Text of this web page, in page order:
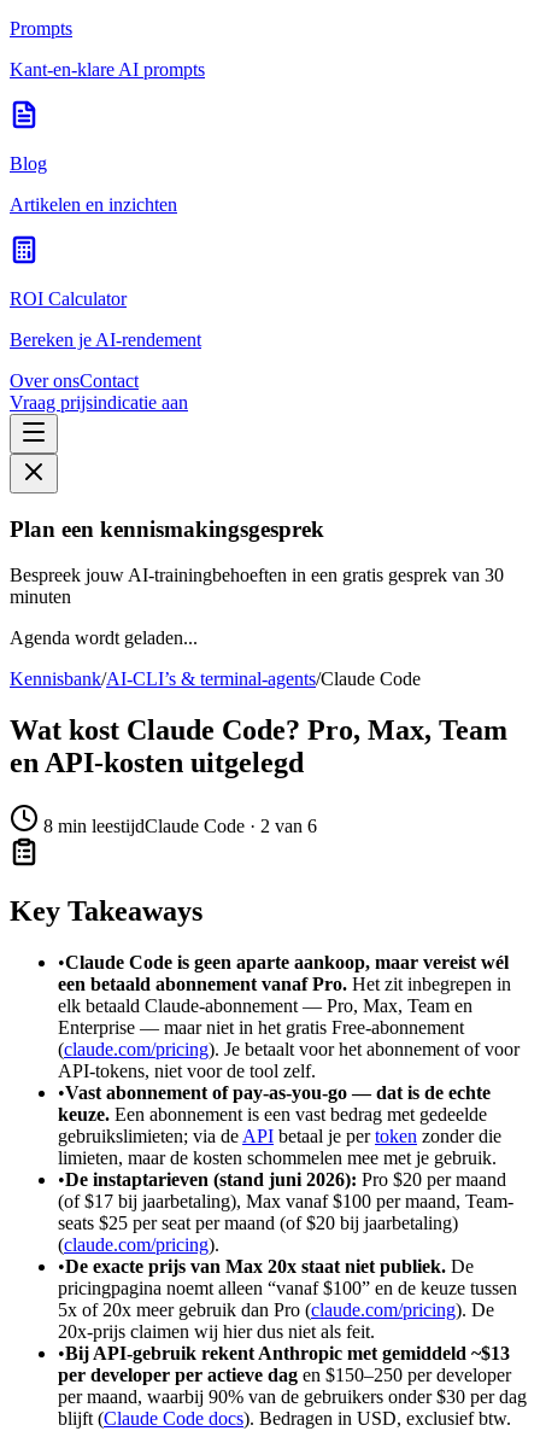
Prompts
Kant-en-klare AI prompts
Blog
Artikelen en inzichten
ROI Calculator
Bereken je AI-rendement
Over onsContact
Vraag prijsindicatie aan
Plan een kennismakingsgesprek
Bespreek jouw AI-trainingbehoeften in een gratis gesprek van 30
minuten
Agenda wordt geladen...
Kennisbank/AI-CLI’s & terminal-agents/Claude Code
Wat kost Claude Code? Pro, Max, Team
en API-kosten uitgelegd
8 min leestijdClaude Code · 2 van 6
Key Takeaways
•Claude Code is geen aparte aankoop, maar vereist wél
een betaald abonnement vanaf Pro. Het zit inbegrepen in
elk betaald Claude-abonnement — Pro, Max, Team en
Enterprise — maar niet in het gratis Free-abonnement
(claude.com/pricing). Je betaalt voor het abonnement of voor
API-tokens, niet voor de tool zelf.
•Vast abonnement of pay-as-you-go — dat is de echte
keuze. Een abonnement is een vast bedrag met gedeelde
gebruikslimieten; via de API betaal je pertoken zonder die
limieten, maar de kosten schommelen mee met je gebruik.
•De instaptarieven (stand juni 2026): Pro $20 per maand
(of $17 bij jaarbetaling), Max vanaf $100 per maand, Team-
seats $25 per seat per maand (of $20 bij jaarbetaling)
(claude.com/pricing).
•De exacte prijs van Max 20x staat niet publiek. De
pricingpagina noemt alleen “vanaf $100” en de keuze tussen
5x of 20x meer gebruik dan Pro (claude.com/pricing). De
20x-prijs claimen wij hier dus niet als feit.
•Bij API-gebruik rekent Anthropic met gemiddeld ~$13
per developer per actieve dag en $150–250 per developer
per maand, waarbij 90% van de gebruikers onder $30 per dag
blijft (Claude Code docs). Bedragen in USD, exclusief btw.